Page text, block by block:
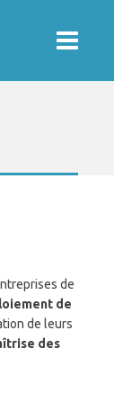
de
de
de leurs
des